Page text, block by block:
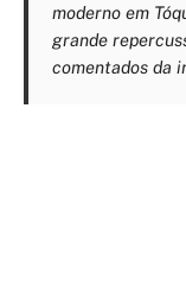
moderno em
grande
comentados da